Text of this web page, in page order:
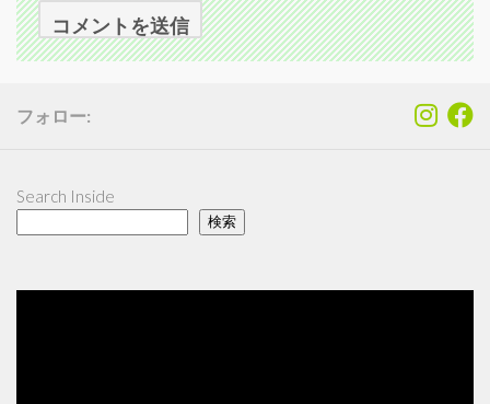
フォロー:
Search Inside
検索